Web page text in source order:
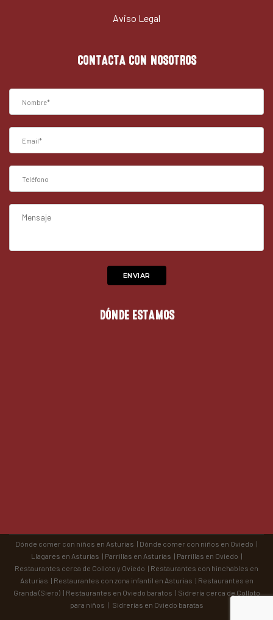
Aviso Legal
CONTACTA CON NOSOTROS
DÓNDE ESTAMOS
Dónde comer con niños en Asturias | Dónde comer con niños en Oviedo |
Llagares en Asturias | Parrillas en Asturias | Parrillas en Oviedo |
Restaurantes cerca de Colloto y Oviedo | Restaurantes con hinchables en
Asturias | Restaurantes con zona infantil en Asturias | Restaurantes en
Granda (Siero) | Restaurantes en Oviedo baratos | Sidrería cerca de Colloto
para niños | Sidrerías en Oviedo baratas